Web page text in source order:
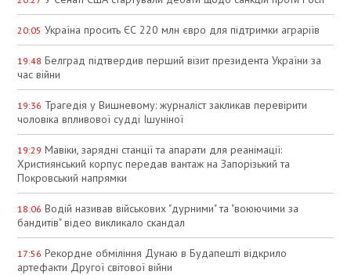
20:05 Україна просить ЄС 220 млн євро для підтримки аграріїв
19:48 Белград підтвердив перший візит президента України за
час війни
19:36 Трагедія у Вишневому: журналіст закликав перевірити
чоловіка впливової судді Ішуніної
19:29 Мавіки, зарядні станції та апарати для реанімації:
Християнський корпус передав вантаж на Запорізький та
Покровський напрямки
18:06 Водій називав військових "дурними" та "воюючими за
бандитів" відео викликало скандал
17:56 Рекордне обміління Дунаю в Будапешті відкрило
артефакти Другої світової війни